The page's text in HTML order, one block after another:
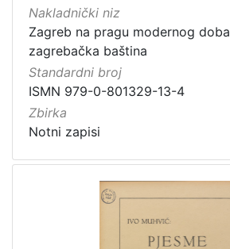
Zbirka
Notni zapisi
Nakladnički niz
Zagreb na pragu modernog doba
zagrebačka baština
Standardni broj
ISMN 979-0-801329-13-4
Zbirka
Notni zapisi